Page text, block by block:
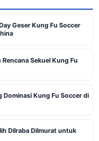
Geser Kung Fu Soccer
Sekuel Kung Fu
Dominasi Kung Fu Soccer di
Dilraba Dilmurat untuk